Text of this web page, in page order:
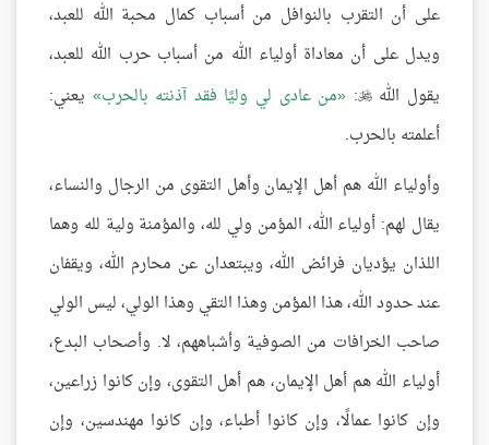
على أن التقرب بالنوافل من أسباب كمال محبة الله للعبد،
ويدل على أن معاداة أولياء الله من أسباب حرب الله للعبد،
يقول الله
: من عادى لي وليًا فقد آذنته بالحرب
يعني:
أعلمته بالحرب.
وأولياء الله هم أهل الإيمان وأهل التقوى من الرجال والنساء،
يقال لهم: أولياء الله، المؤمن ولي لله، والمؤمنة ولية لله وهما
اللذان يؤديان فرائض الله، ويبتعدان عن محارم الله، ويقفان
عند حدود الله، هذا المؤمن وهذا التقي وهذا الولي، ليس الولي
صاحب الخرافات من الصوفية وأشباههم، لا. وأصحاب البدع،
أولياء الله هم أهل الإيمان، هم أهل التقوى، وإن كانوا زراعين،
وإن كانوا عمالًا، وإن كانوا أطباء، وإن كانوا مهندسين، وإن